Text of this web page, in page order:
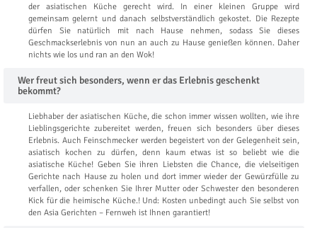
der asiatischen Küche gerecht wird. In einer kleinen Gruppe wird
gemeinsam gelernt und danach selbstverständlich gekostet. Die Rezepte
dürfen Sie natürlich mit nach Hause nehmen, sodass Sie dieses
Geschmackserlebnis von nun an auch zu Hause genießen können. Daher
nichts wie los und ran an den Wok!
Wer freut sich besonders, wenn er das Erlebnis geschenkt
bekommt?
Liebhaber der asiatischen Küche, die schon immer wissen wollten, wie ihre
Lieblingsgerichte zubereitet werden, freuen sich besonders über dieses
Erlebnis. Auch Feinschmecker werden begeistert von der Gelegenheit sein,
asiatisch kochen zu dürfen, denn kaum etwas ist so beliebt wie die
asiatische Küche! Geben Sie ihren Liebsten die Chance, die vielseitigen
Gerichte nach Hause zu holen und dort immer wieder der Gewürzfülle zu
verfallen, oder schenken Sie Ihrer Mutter oder Schwester den besonderen
Kick für die heimische Küche.! Und: Kosten unbedingt auch Sie selbst von
den Asia Gerichten – Fernweh ist Ihnen garantiert!